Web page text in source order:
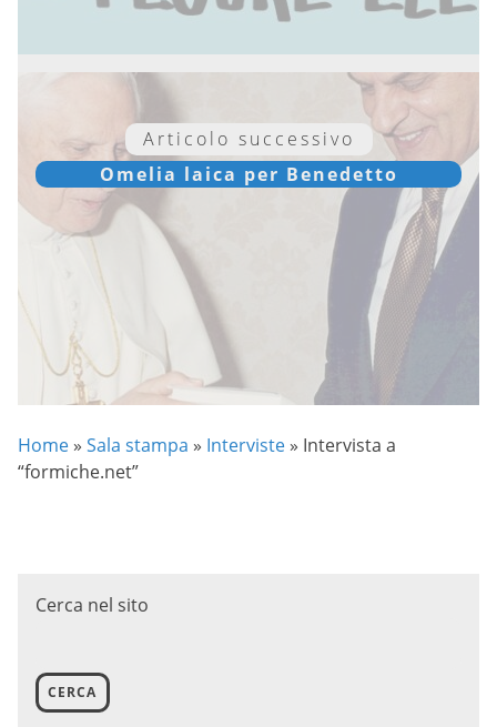
Articolo successivo
Omelia laica per Benedetto
Home » Sala stampa » Interviste » Intervista a
“formiche.net”
Cerca nel sito
CERCA